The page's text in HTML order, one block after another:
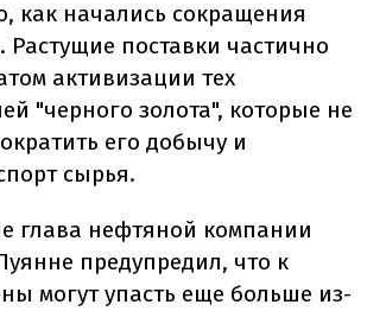
как начались сокращения
поставки частично
активизации тех
"черного золота", которые не
его добычу и
сырья.
глава нефтяной компании
предупредил, что к
могут упасть еще больше из-